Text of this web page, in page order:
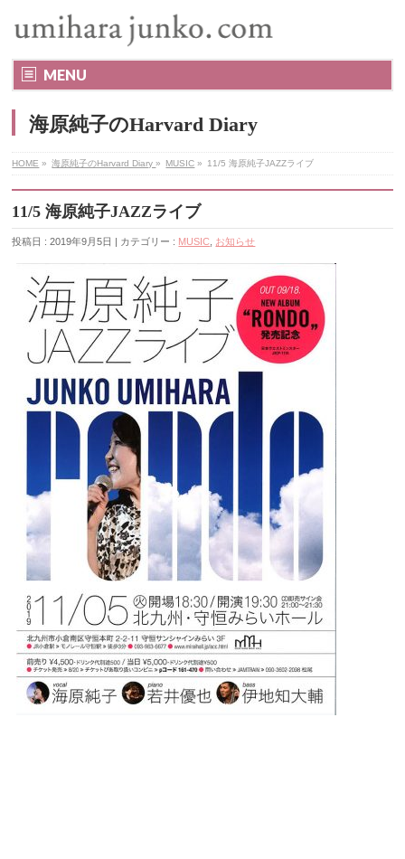
MENU
海原純子のHarvard Diary
HOME » 海原純子のHarvard Diary» MUSIC » 11/5 海原純子JAZZライブ
11/5 海原純子JAZZライブ
投稿日 : 2019年9月5日 | カテゴリー : MUSIC お知らせ